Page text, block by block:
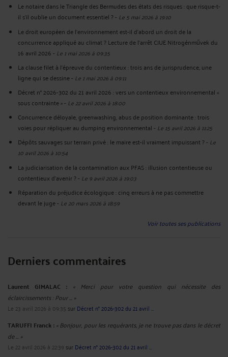
Le notaire dans le Triangle des Bermudes des états des risques : que risque-t-
il s'il oublie un document essentiel ?- Le 5 mai 2026 à 19:10
Le droit européen de l'environnement est-il d'abord un droit de la
concurrence appliqué au climat ? Lecture de l'arrêt CJUE Nitrogénművek du
16 avril 2026- Le 1 mai 2026 à 09:35
La clause filet à l'épreuve du contentieux : trois ans de jurisprudence, une
ligne qui se dessine- Le 1 mai 2026 à 09:11
Décret n° 2026-302 du 21 avril 2026 : vers un contentieux environnemental «
sous contrainte »- Le 22 avril 2026 à 18:00
Concurrence déloyale, greenwashing, abus de position dominante : trois
voies pour répliquer au dumping environnemental- Le 15 avril 2026 à 11:25
Dépôts sauvages sur terrain privé : le maire est-il vraiment impuissant ?- Le
10 avril 2026 à 10:54
La judiciarisation de la contamination aux PFAS : illusion contentieuse ou
contentieux d'avenir ?- Le 9 avril 2026 à 19:03
Réparation du préjudice écologique : cinq erreurs à ne pas commettre
devant le juge- Le 20 mars 2026 à 18:59
Voir toutes ses publications
Derniers commentaires
Laurent GIMALAC : « Merci pour votre question qui nécessite des
éclaircissements : Pour ... »
Le 23 avril 2026 à 09:35 sur Décret n° 2026-302 du 21 avril ...
TARUFFI Franck : « Bonjour, pour les requérants, je ne trouve pas dans le décret
de ... »
Le 22 avril 2026 à 22:39 sur Décret n° 2026-302 du 21 avril ...